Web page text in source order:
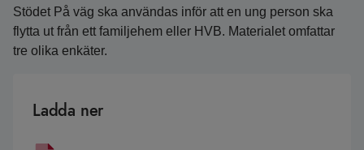
Stödet På väg ska användas inför att en ung person ska
flytta ut från ett familjehem eller HVB. Materialet omfattar
tre olika enkäter.
Ladda ner